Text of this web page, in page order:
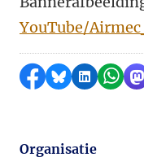
YouTube/
Delen op
Delen viaDelen op
Organisatie